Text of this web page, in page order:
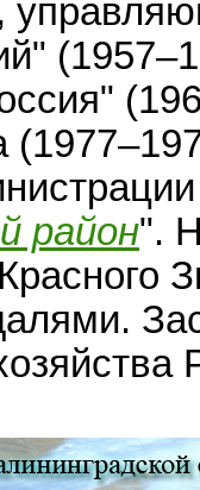
район".